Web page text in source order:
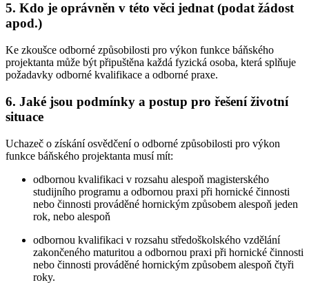
5. Kdo je oprávněn v této věci jednat (podat žádost
apod.)
Ke zkoušce odborné způsobilosti pro výkon funkce báňského
projektanta může být připuštěna každá fyzická osoba, která splňuje
požadavky odborné kvalifikace a odborné praxe.
6. Jaké jsou podmínky a postup pro řešení životní
situace
Uchazeč o získání osvědčení o odborné způsobilosti pro výkon
funkce báňského projektanta musí mít:
odbornou kvalifikaci v rozsahu alespoň magisterského
studijního programu a odbornou praxi při hornické činnosti
nebo činnosti prováděné hornickým způsobem alespoň jeden
rok, nebo alespoň
odbornou kvalifikaci v rozsahu středoškolského vzdělání
zakončeného maturitou a odbornou praxi při hornické činnosti
nebo činnosti prováděné hornickým způsobem alespoň čtyři
roky.